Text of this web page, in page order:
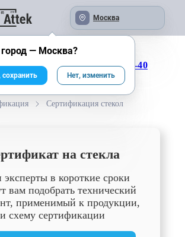
Москва
43 8 800 333-25-40
Сертификация стекол
на стекла
в короткие сроки
вам подобрать технический
применимый к продукции,
и схему сертификации
— Москва?
сохранить Нет, изменить